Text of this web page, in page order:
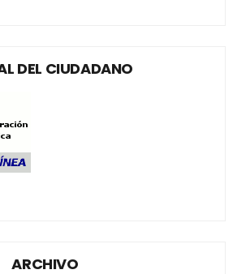
DEL CIUDADANO
ARCHIVO